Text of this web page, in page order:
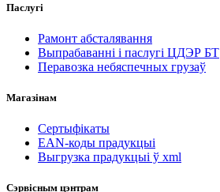
Паслугі
Рамонт абсталявання
Выпрабаванні і паслугі ЦДЭР БТ
Перавозка небяспечных грузаў
Магазінам
Сертыфікаты
EAN-коды прадукцыі
Выгрузка прадукцыі ў xml
Сэрвісным цэнтрам